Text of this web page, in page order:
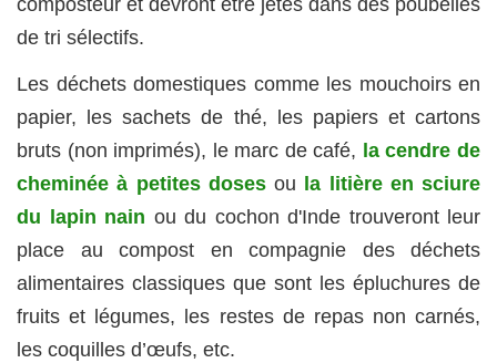
de tri sélectifs.
Les déchets domestiques comme les mouchoirs en
papier, les sachets de thé, les papiers et cartons
bruts (non imprimés), le marc de café, la cendre de
cheminée à petites dosesou
la litière en sciure
du lapin nain ou du cochon d'Inde trouveront leur
place au compost en compagnie des déchets
alimentaires classiques que sont les épluchures de
fruits et légumes, les restes de repas non carnés,
les coquilles d’œufs, etc.